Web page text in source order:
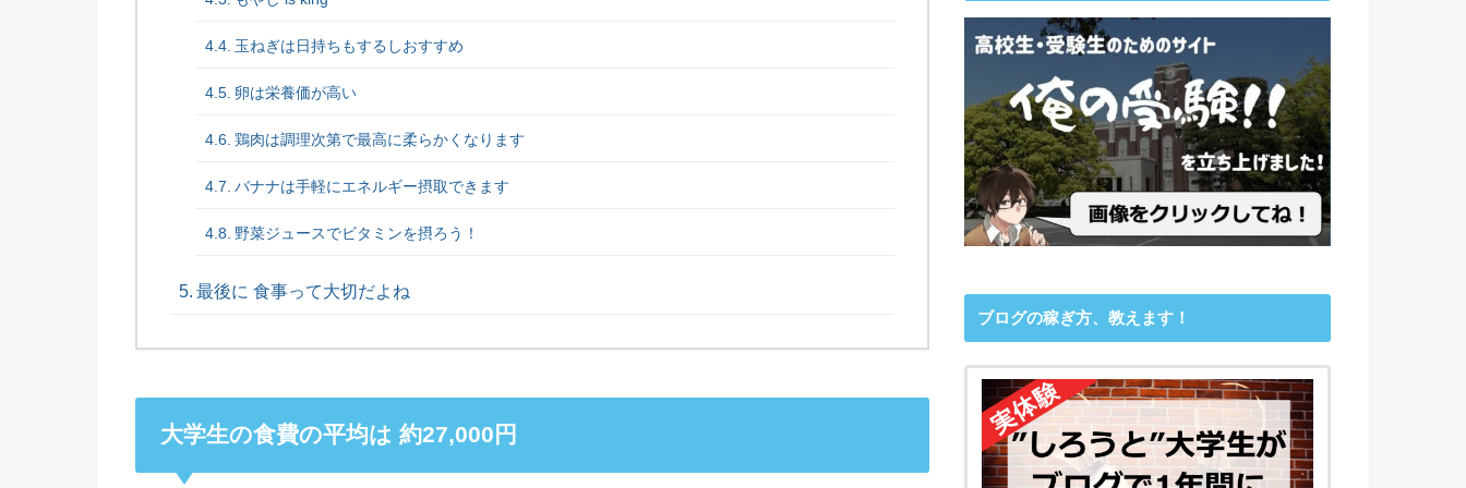
玉ねぎは日持ちもするしおすすめ
卵は栄養価が高い
鶏肉は調理次第で最高に柔らかくなります
バナナは手軽にエネルギー摂取できます
野菜ジュースでビタミンを摂ろう！
最後に 食事って大切だよね
大学生の食費の平均は 約27,000円
ブログの稼ぎ方、教えます！